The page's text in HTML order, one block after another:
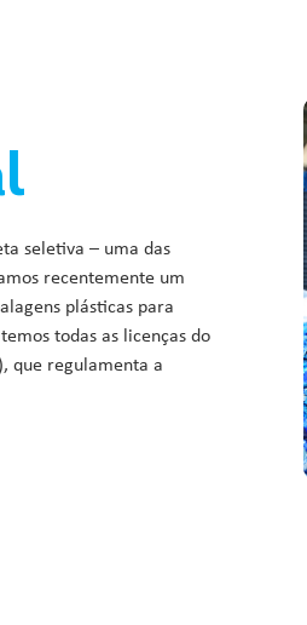
seletiva – uma das
recentemente um
plásticas para
todas as licenças do
que regulamenta a